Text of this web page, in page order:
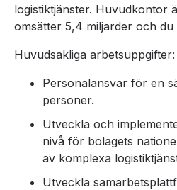
logistiktjänster. Huvudkontor
omsätter 5,4 miljarder och
Huvudsakliga arbetsuppgifter:
Personalansvar för en
personer.
Utveckla och
nivå för bolagets
av komplexa
Utveckla